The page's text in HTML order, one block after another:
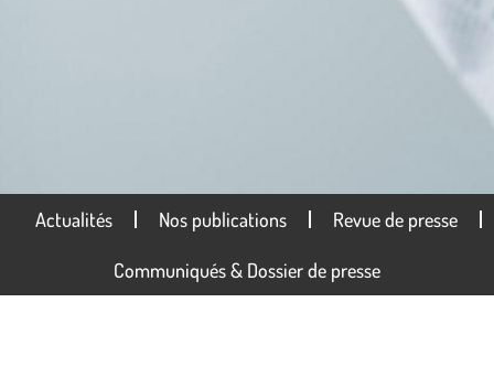
Actualités Nos publications Revue de presse
Communiqués & Dossier de presse